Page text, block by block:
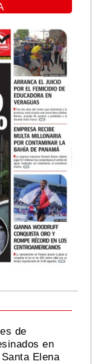
de
en
Elena